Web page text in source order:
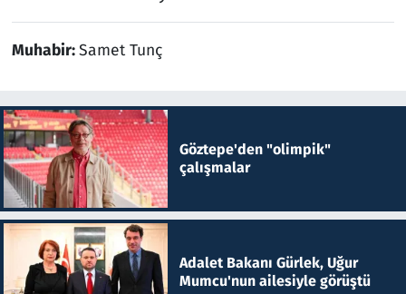
Muhabir:Samet Tunç
Göztepe'den "olimpik"
çalışmalar
Adalet Bakanı Gürlek, Uğur
Mumcu'nun ailesiyle görüştü